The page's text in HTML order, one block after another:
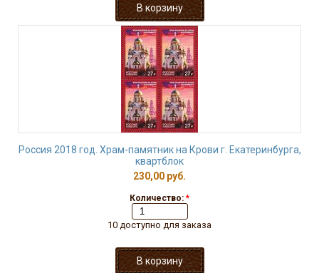
Россия 2018 год. Храм-памятник на Крови г. Екатеринбурга,
квартблок
230,00 руб.
Количество: *
10 доступно для заказа